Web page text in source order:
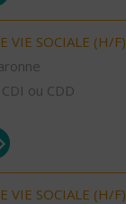
VIE SOCIALE (H/F)
ou CDD
VIE SOCIALE (H/F)